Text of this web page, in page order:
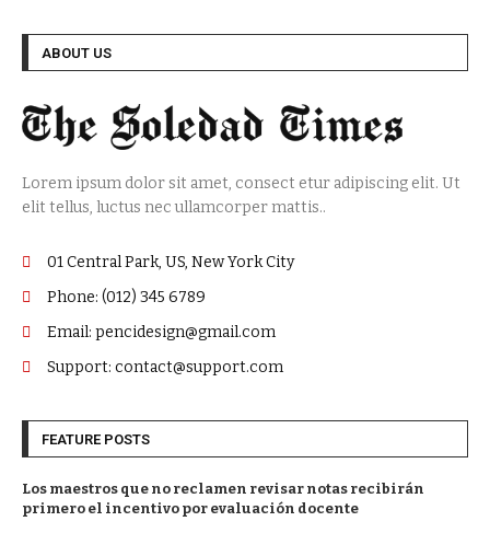
ABOUT US
Lorem ipsum dolor sit amet, consect etur adipiscing elit. Ut
elit tellus, luctus nec ullamcorper mattis..
01 Central Park, US, New York City
Phone: (012) 345 6789
Email: pencidesign@gmail.com
Support: contact@support.com
FEATURE POSTS
Los maestros que no reclamen revisar notas recibirán
primero el incentivo por evaluación docente